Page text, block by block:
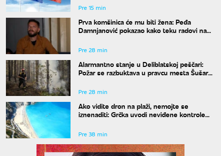
Pre 15 min
Prva komšinica će mu biti žena: Peđa
Damnjanović pokazao kako teku radovi na
suprugom
Pre 28 min
Alarmantno stanje u Deliblatskoj peščari:
Požar se razbuktava u pravcu mesta Šušara,
Pre 28 min
Ako vidite dron na plaži, nemojte se
iznenaditi: Grčka uvodi neviđene kontrole
Pre 38 min